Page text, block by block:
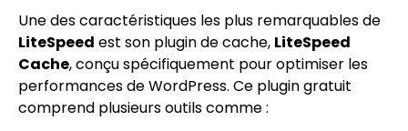
Une des caractéristiques les plus remarquables de
LiteSpeed est son plugin de cache, LiteSpeed
Cache, conçu spécifiquement pour optimiser les
performances de WordPress. Ce plugin gratuit
comprend plusieurs outils comme :